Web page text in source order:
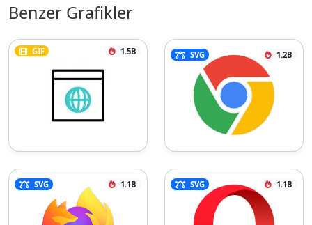
Benzer Grafikler
GIF 1.5B SVG 1.2B
SVG 1.1B SVG 1.1B